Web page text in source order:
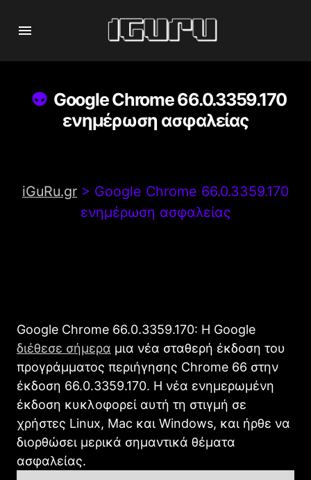
Google Chrome 66.0.3359.170
ενημέρωση ασφαλείας
iGuRu.gr > Google Chrome 66.0.3359.170
ενημέρωση ασφαλείας
Google Chrome 66.0.3359.170: Η Google
διέθεσε σήμερα μια νέα σταθερή έκδοση του
προγράμματος περιήγησης Chrome 66 στην
έκδοση 66.0.3359.170. Η νέα ενημερωμένη
έκδοση κυκλοφορεί αυτή τη στιγμή σε
χρήστες Linux, Mac και Windows, και ήρθε να
διορθώσει μερικά σημαντικά θέματα
ασφαλείας.